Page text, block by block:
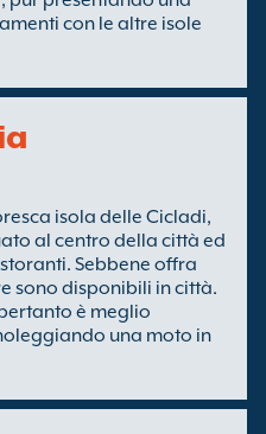
con le altre isole
isola delle Cicladi,
al centro della città ed
Sebbene offra
sono disponibili in città.
è meglio
una moto in